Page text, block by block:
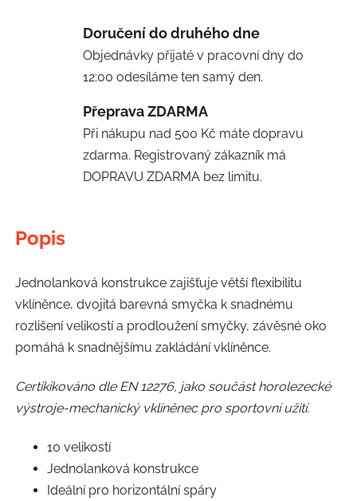
Doručení do druhého dne
Objednávky přijaté v pracovní dny do
12:00 odesíláme ten samý den.
Přeprava ZDARMA
Při nákupu nad 500 Kč máte dopravu
zdarma. Registrovaný zákazník má
DOPRAVU ZDARMA bez limitu.
Popis
Jednolanková konstrukce zajišťuje větší flexibilitu
vklíněnce, dvojitá barevná smyčka k snadnému
rozlišení velikostí a prodloužení smyčky, závěsné oko
pomáhá k snadnějšímu zakládání vklíněnce.
Certikikováno dle EN 12276, jako součást horolezecké
výstroje-mechanický vklíněnec pro sportovní užití.
10 velikostí
Jednolanková konstrukce
Ideální pro horizontální spáry